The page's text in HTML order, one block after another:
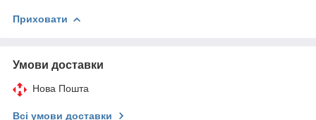
Приховати
Умови доставки
Нова Пошта
Всі умови доставки